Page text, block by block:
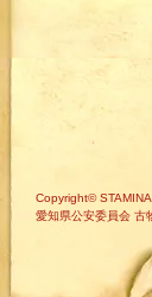
Copyright©
愛知県公安委員会